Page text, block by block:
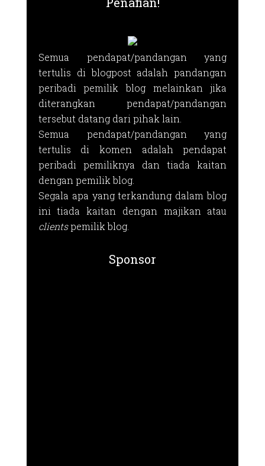
Semua pendapat/pandangan yang
tertulis di blogpost adalah pandangan
peribadi pemilik blog melainkan jika
diterangkan pendapat/pandangan
tersebut datang dari pihak lain.
Semua pendapat/pandangan yang
tertulis di komen adalah pendapat
peribadi pemiliknya dan tiada kaitan
dengan pemilik blog.
Segala apa yang terkandung dalam blog
ini tiada kaitan dengan majikan atau
clientspemilik blog.
Sponsor